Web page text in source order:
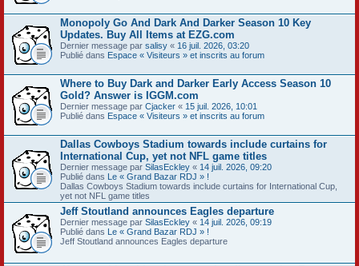
Monopoly Go And Dark And Darker Season 10 Key
Updates. Buy All Items at EZG.com
Dernier message par salisy « 16 juil. 2026, 03:20
Publié dans Espace « Visiteurs » et inscrits au forum
Where to Buy Dark and Darker Early Access Season 10
Gold? Answer is IGGM.com
Dernier message par Cjacker « 15 juil. 2026, 10:01
Publié dans Espace « Visiteurs » et inscrits au forum
Dallas Cowboys Stadium towards include curtains for
International Cup, yet not NFL game titles
Dernier message par SilasEckley « 14 juil. 2026, 09:20
Publié dans Le « Grand Bazar RDJ » !
Dallas Cowboys Stadium towards include curtains for International Cup,
yet not NFL game titles
Jeff Stoutland announces Eagles departure
Dernier message par SilasEckley « 14 juil. 2026, 09:19
Publié dans Le « Grand Bazar RDJ » !
Jeff Stoutland announces Eagles departure